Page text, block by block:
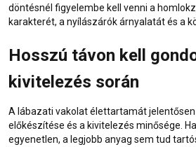
döntésnél figyelembe kell venni a
karakterét, a nyílászárók árnyalatát és a
Hosszú távon kell
kivitelezés során
A lábazati vakolat élettartamát
előkészítése és a kivitelezés minősége.
egyenetlen, a legjobb anyag sem tud